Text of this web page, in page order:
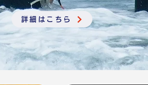
詳細はこちら